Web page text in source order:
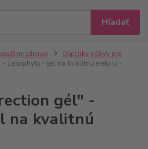
Hľadať
zdravie
Doplnky výživy pre
- Labophyto - gél na kvalitnú erekciu -
gél" -
na kvalitnú